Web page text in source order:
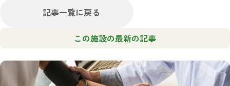
記事一覧に戻る
この施設の最新の記事